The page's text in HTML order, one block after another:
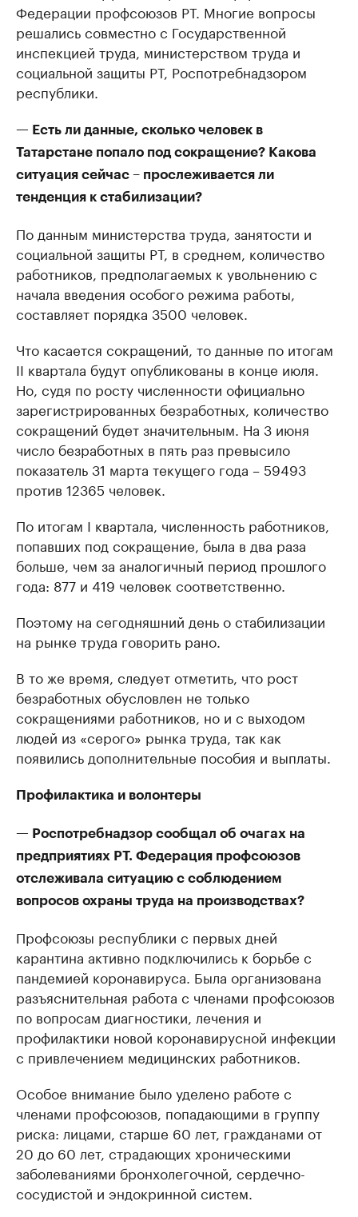
Федерации профсоюзов РТ. Многие вопросы
решались совместно с Государственной
инспекцией труда, министерством труда и
социальной защиты РТ, Роспотребнадзором
республики.
— Есть ли данные, сколько человек в
Татарстане попало под сокращение? Какова
ситуация сейчас – прослеживается ли
тенденция к стабилизации?
По данным министерства труда, занятости и
социальной защиты РТ, в среднем, количество
работников, предполагаемых к увольнению с
начала введения особого режима работы,
составляет порядка 3500 человек.
Что касается сокращений, то данные по итогам
II квартала будут опубликованы в конце июля.
Но, судя по росту численности официально
зарегистрированных безработных, количество
сокращений будет значительным. На 3 июня
число безработных в пять раз превысило
показатель 31 марта текущего года – 59493
против 12365 человек.
По итогам I квартала, численность работников,
попавших под сокращение, была в два раза
больше, чем за аналогичный период прошлого
года: 877 и 419 человек соответственно.
Поэтому на сегодняшний день о стабилизации
на рынке труда говорить рано.
В то же время, следует отметить, что рост
безработных обусловлен не только
сокращениями работников, но и с выходом
людей из «серого» рынка труда, так как
появились дополнительные пособия и выплаты.
Профилактика и волонтеры
— Роспотребнадзор сообщал об очагах на
предприятиях РТ. Федерация профсоюзов
отслеживала ситуацию с соблюдением
вопросов охраны труда на производствах?
Профсоюзы республики с первых дней
карантина активно подключились к борьбе с
пандемией коронавируса. Была организована
разъяснительная работа с членами профсоюзов
по вопросам диагностики, лечения и
профилактики новой коронавирусной инфекции
с привлечением медицинских работников.
Особое внимание было уделено работе с
членами профсоюзов, попадающими в группу
риска: лицами, старше 60 лет, гражданами от
20 до 60 лет, страдающих хроническими
заболеваниями бронхолегочной, сердечно-
сосудистой и эндокринной систем.